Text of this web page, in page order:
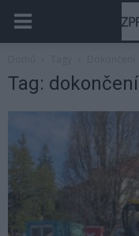
Tag: dokončení